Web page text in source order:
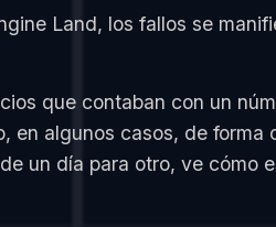
Land, los fallos se
que contaban con un
algunos casos, de
un día para otro, ve cómo